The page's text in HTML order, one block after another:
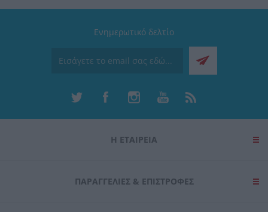
Ενημερωτικό δελτίο
Η ΕΤΑΙΡΕΙΑ
ΠΑΡΑΓΓΕΛΊΕΣ & ΕΠΙΣΤΡΟΦΈΣ